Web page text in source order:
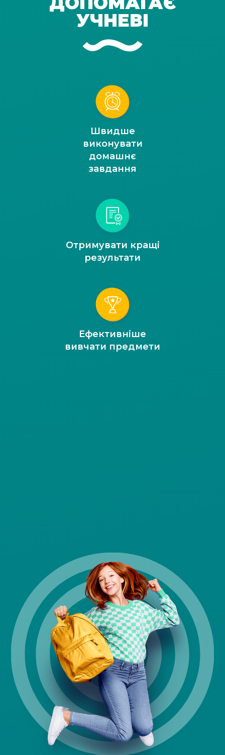
УЧНЕВІ
Швидше
виконувати
домашнє
завдання
Отримувати кращі
результати
Ефективніше
вивчати предмети